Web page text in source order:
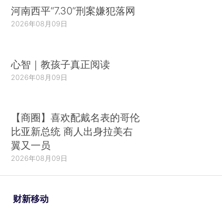
河南西平“7.30”刑案嫌犯落网
2026年08月09日
心智｜教孩子真正阅读
2026年08月09日
【商圈】喜欢配戴名表的哥伦
比亚新总统 商人出身拉美右
翼又一员
2026年08月09日
财新移动